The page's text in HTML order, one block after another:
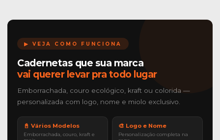
▶ VEJA COMO FUNCIONA
Cadernetas que sua marca
vai querer levar pra todo lugar
Emborrachada, couro ecológico, kraft ou colorida —
personalizada com logo, nome e miolo exclusivo.
📓 Vários Modelos
Emborrachada, couro, kraft e
🎨 Logo e Nome
Personalização completa na